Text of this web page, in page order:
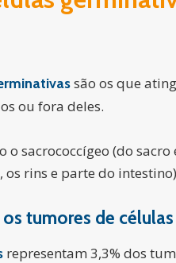
são os que
ou fora deles.
o sacrococcígeo (do
os rins e parte do
tumores de
representam 3,3% dos